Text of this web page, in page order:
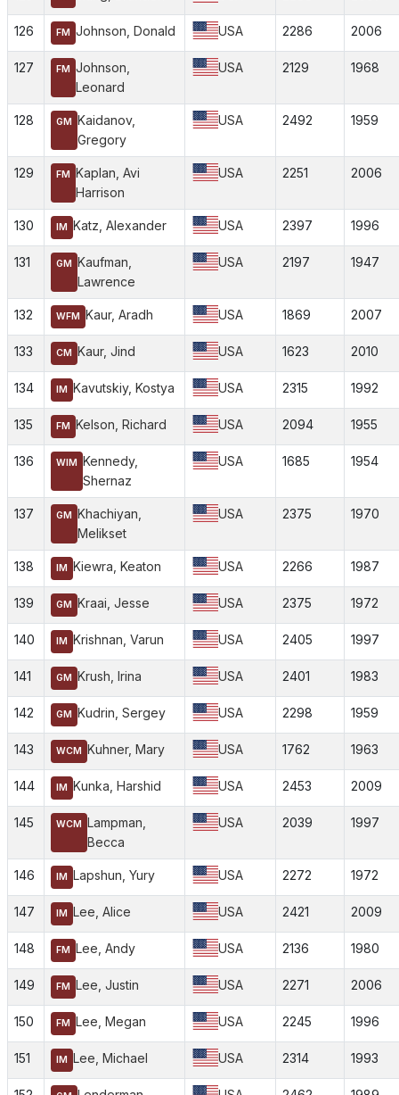
126 FM Johnson, Donald USA 2286 2006
127 FM Johnson,
Leonard
USA 2129 1968
128 GM Kaidanov,
Gregory
USA 2492 1959
129 FM Kaplan, Avi
Harrison
USA 2251 2006
130 IM Katz, Alexander USA 2397 1996
131 GM Kaufman,
Lawrence
USA 2197 1947
132 WFM Kaur, Aradh USA 1869 2007
133 CM Kaur, Jind USA 1623 2010
134 IM Kavutskiy, Kostya USA 2315 1992
135 FM Kelson, Richard USA 2094 1955
136 WIM Kennedy,
Shernaz
USA 1685 1954
137 GM Khachiyan,
Melikset
USA 2375 1970
138 IM Kiewra, Keaton USA 2266 1987
139 GM Kraai, Jesse USA 2375 1972
140 IM Krishnan, Varun USA 2405 1997
141 GM Krush, Irina USA 2401 1983
142 GM Kudrin, Sergey USA 2298 1959
143 WCM Kuhner, Mary USA 1762 1963
144 IM Kunka, Harshid USA 2453 2009
145 WCM Lampman,
Becca
USA 2039 1997
146 IM Lapshun, Yury USA 2272 1972
147 IM Lee, Alice USA 2421 2009
148 FM Lee, Andy USA 2136 1980
149 FM Lee, Justin USA 2271 2006
150 FM Lee, Megan USA 2245 1996
151 IM Lee, Michael USA 2314 1993